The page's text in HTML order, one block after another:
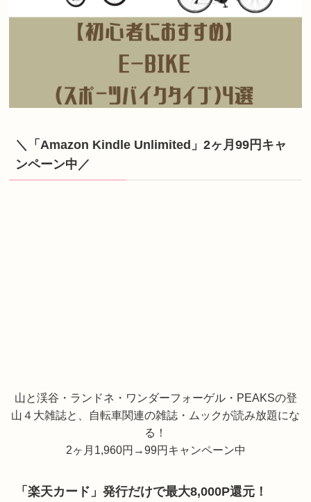
＼「Amazon Kindle Unlimited」2ヶ月99円キャ
ンペーン中／
山と渓谷・ランドネ・ワンダーフォーゲル・PEAKSの登
山４大雑誌と、自転車関連の雑誌・ムックが読み放題にな
る！
2ヶ月1,960円→99円キャンペーン中
「楽天カード」発行だけで最大8,000P還元！